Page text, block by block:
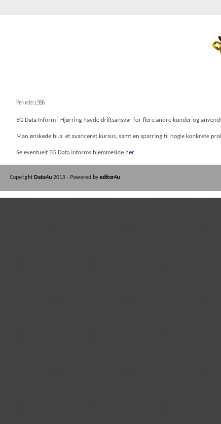
Periode: 1996.
EG Data Inform i Hjørring havde driftsansvar for flere andre kunder og
Man ønskede bl.a. et avanceret kursus, samt en sparring til nogle konkrete
Se eventuelt EG Data Informs hjemmeside her.
Copyright Data4u 2013 - Powered by editor4u